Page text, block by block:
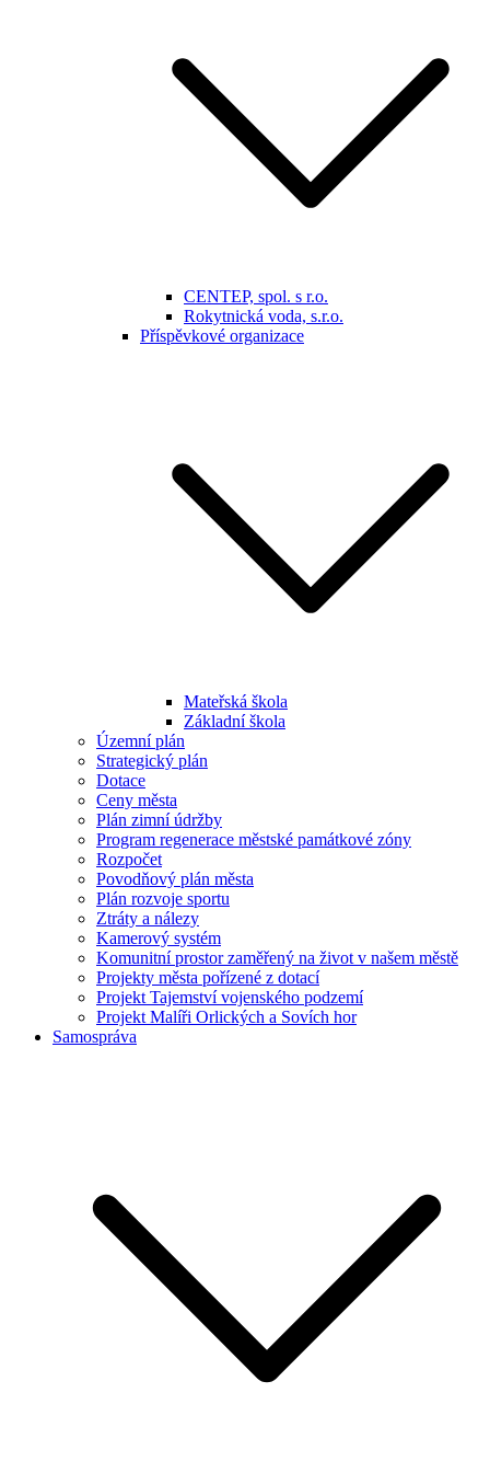
CENTEP, spol. s r.o.
Rokytnická voda, s.r.o.
Příspěvkové organizace
Mateřská škola
Základní škola
Územní plán
Strategický plán
Dotace
Ceny města
Plán zimní údržby
Program regenerace městské památkové zóny
Rozpočet
Povodňový plán města
Plán rozvoje sportu
Ztráty a nálezy
Kamerový systém
Komunitní prostor zaměřený na život v našem městě
Projekty města pořízené z dotací
Projekt Tajemství vojenského podzemí
Projekt Malíři Orlických a Sovích hor
Samospráva